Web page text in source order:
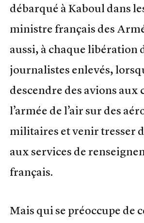
débarqué à Kaboul dans
ministre français des
aussi, à chaque libération
journalistes enlevés,
descendre des avions aux
l’armée de l’air sur des
militaires et venir tresser
aux services de
français.
Mais qui se préoccupe de